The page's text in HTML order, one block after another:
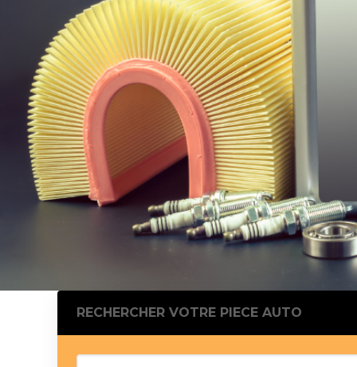
Pistons
Feu
Bague
Bague
Calle
Chaine
RECHERCHER VOTRE PIECE AUTO